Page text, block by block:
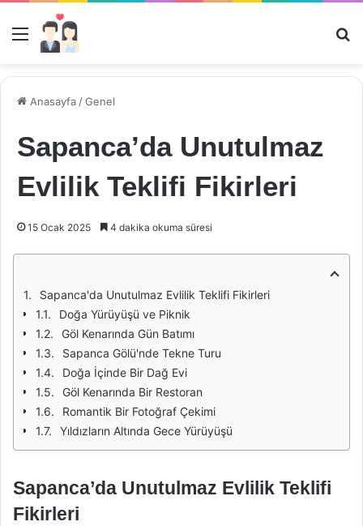
Menü
Anasayfa /Genel
Sapanca’da Unutulmaz
Evlilik Teklifi Fikirleri
15 Ocak 2025 4 dakika okuma süresi
Sapanca'da Unutulmaz Evlilik Teklifi Fikirleri
Doğa Yürüyüşü ve Piknik
Göl Kenarında Gün Batımı
Sapanca Gölü'nde Tekne Turu
Doğa İçinde Bir Dağ Evi
Göl Kenarında Bir Restoran
Romantik Bir Fotoğraf Çekimi
Yıldızların Altında Gece Yürüyüşü
Sapanca’da Unutulmaz Evlilik Teklifi
Fikirleri